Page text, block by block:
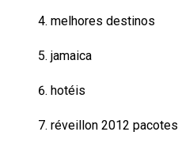
melhores destinos
jamaica
hotéis
réveillon 2012 pacotes